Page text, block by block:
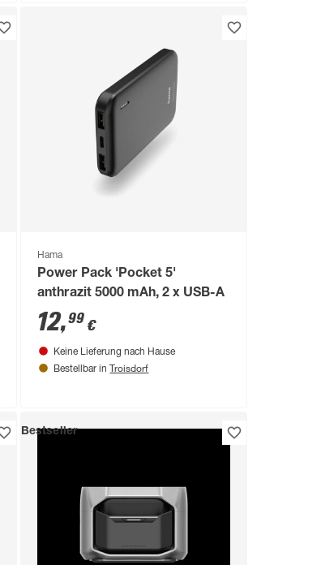
Hama
Power Pack 'Pocket 5'
anthrazit 5000 mAh, 2 x USB-A
12,99 €
Keine Lieferung nach Hause
Bestellbar in Troisdorf
Bestseller